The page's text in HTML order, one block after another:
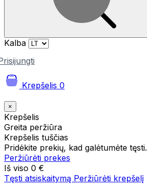
Kalba
Krepšelis 0
×
Krepšelis
Greita peržiūra
Krepšelis tuščias
Pridėkite prekių, kad galėtumėte tęsti.
Peržiūrėti prekes
Iš viso 0 €
Tęsti atsiskaitymą Peržiūrėti krepšelį